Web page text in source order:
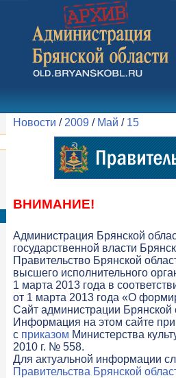
Новости / 2009 / Май / 15
ВНИМАНИЕ!
Администрация Брянской
государственной власти
Правительство Брянской
высшего исполнительного
1 марта 2013 года в
от 1 марта 2013 года «О
Cайт администрации Брянской
Информация на этом сайте
с приказом Министерства
2010 г. № 558.
Для актуальной информации
Правительства Брянской